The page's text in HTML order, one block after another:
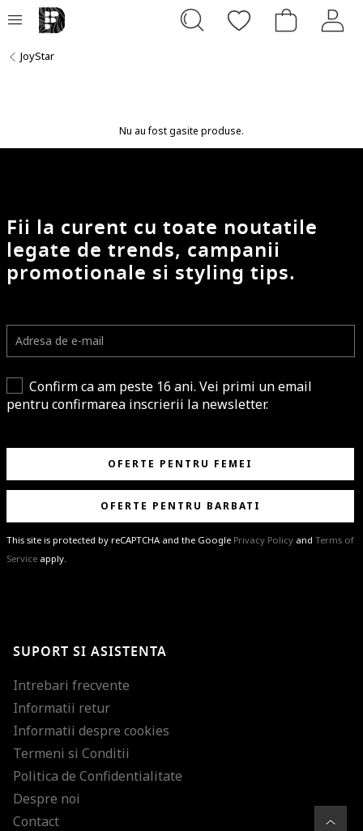
JoyStar
Nu au fost gasite produse.
Fii la curent cu toate noutatile
legate de trends, campanii
promotionale si styling tips.
Confirm ca am peste 16 ani. Vei primi un email
pentru confirmarea inscrierii la newsletter.
OFERTE PENTRU FEMEI
OFERTE PENTRU BARBATI
This site is protected by reCAPTCHA and the Google Privacy Policy and Terms of
Service apply.
ultimele tendinte in moda!
SUPORT SI ASISTENTA
Intrebari frecvente
Informatii retur
Informatii despre cookies
Termeni si Conditii
Politica de Confidentialitate
Despre noi
Contact